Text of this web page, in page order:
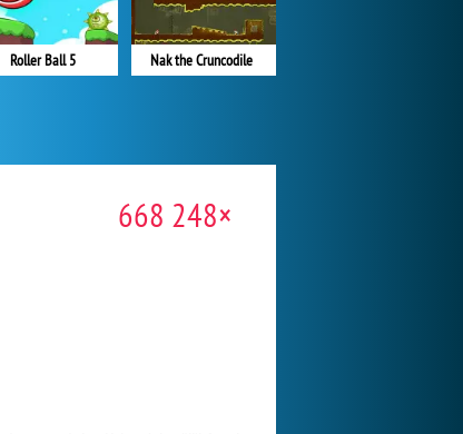
Nak the Cruncodile
Roller Ball 5
668 248×